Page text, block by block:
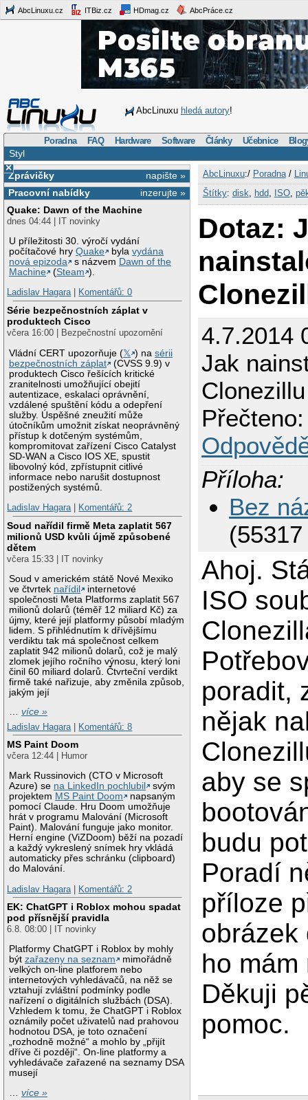
AbcLinuxu.cz ITBiz.cz HDmag.cz AbcPráce.cz
AbcLinuxu hledá autory!
Poradna FAQ Hardware Software Články Učebnice
Styl
×
napište »
Zprávičky
inzerujte »
Pracovní nabídky
Quake: Dawn of the Machine
dnes 04:44 | IT novinky
U příležitosti 30. výročí vydání
počítačové hryQuake bylavydána
nová epizoda
s názvem Dawn of the
Machine
(Steam ).
Ladislav Hagara| Komentářů: 0
Série bezpečnostních záplat v
produktech Cisco
včera 16:00 | Bezpečnostní upozornění
Vládní CERT upozorňuje (𝕏 ) nasérii
bezpečnostních záplat
(CVSS 9.9) v
produktech Cisco řešících kritické
zranitelnosti umožňující obejití
autentizace, eskalaci oprávnění,
vzdálené spuštění kódu a odepření
služby. Úspěšné zneužití může
útočníkům umožnit získat neoprávněný
přístup k dotčeným systémům,
kompromitovat zařízení Cisco Catalyst
SD-WAN a Cisco IOS XE, spustit
libovolný kód, zpřístupnit citlivé
informace nebo narušit dostupnost
postižených systémů.
Ladislav Hagara| Komentářů: 2
Soud nařídil firmě Meta zaplatit 567
milionů USD kvůli újmě způsobené
dětem
včera 15:33 | IT novinky
Soud v americkém státě Nové Mexiko
ve čtvrtek nařídil
internetové
společnosti Meta Platforms zaplatit 567
milionů dolarů (téměř 12 miliard Kč) za
újmy, které její platformy působí mladým
lidem. S přihlédnutím k dřívějšímu
verdiktu tak má společnost celkem
zaplatit 942 milionů dolarů, což je malý
zlomek jejího ročního výnosu, který loni
činil 60 miliard dolarů. Čtvrteční verdikt
firmě také nařizuje, aby změnila způsob,
jakým její
…více »
Ladislav Hagara
Komentářů: 8
MS Paint Doom
včera 12:44 | Humor
Mark Russinovich (CTO v Microsoft
Azure) se na LinkedIn pochlubil
svým
projektem MS Paint Doom
napsaným
pomocí Claude. Hru Doom umožňuje
hrát v programu Malování (Microsoft
Paint). Malování funguje jako monitor.
Herní engine (ViZDoom) běží na pozadí
a každý vykreslený snímek hry vkládá
automaticky přes schránku (clipboard)
do Malování.
Ladislav Hagara
Komentářů: 2
EK: ChatGPT i Roblox mohou spadat
pod přísnější pravidla
6.8. 08:00 | IT novinky
Platformy ChatGPT i Roblox by mohly
býtzařazeny na seznam
mimořádně
velkých on-line platforem nebo
internetových vyhledávačů, na něž se
vztahují zvláštní podmínky podle
nařízení o digitálních službách (DSA).
Vzhledem k tomu, že ChatGPT i Roblox
oznámily počet uživatelů nad prahovou
hodnotou DSA, je toto označení
„rozhodně možné“ a mohlo by „přijít
dříve či později“. On-line platformy a
vyhledávače zařazené na seznamy DSA
musejí
…více »
AbcLinuxu:/ Poradna/
Štítky: disk hdd, ISO,
Dotaz:
4.7.2014
Jak
Příloha:
Bez
Ahoj.
ISO
poradit,
nějak
aby se
budu
Poradí
příloze
obrázek
ho mám
Děkuji
pomoc.